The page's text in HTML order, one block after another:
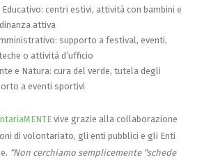
Educativo: centri estivi, attività con bambini e
attiva
supporto a festival, eventi,
o attività d’ufficio
e Natura: cura del verde, tutela degli
a eventi sportivi
vive grazie alla collaborazione
di volontariato, gli enti pubblici e gli Enti
“Non cerchiamo semplicemente “schede